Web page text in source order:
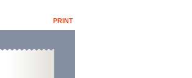
PRINT